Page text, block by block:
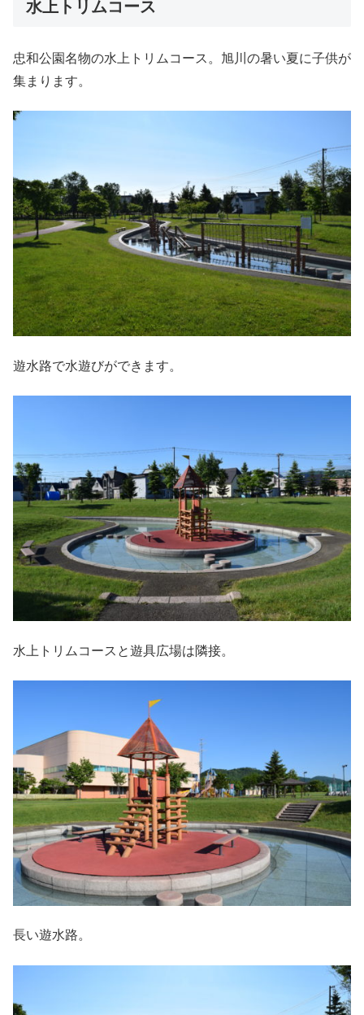
水上トリムコース
忠和公園名物の水上トリムコース。旭川の暑い夏に子供が
集まります。
遊水路で水遊びができます。
水上トリムコースと遊具広場は隣接。
長い遊水路。